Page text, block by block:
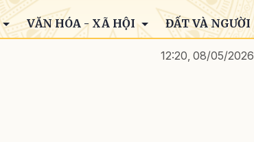
VĂN HÓA - XÃ HỘI ĐẤT VÀ NGƯỜI
12:20, 08/05/2026